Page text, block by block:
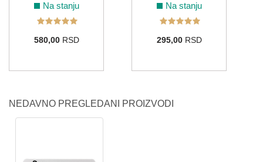
Na stanju
580,00RSD
Na stanju
295,00RSD
NEDAVNO PREGLEDANI PROIZVODI